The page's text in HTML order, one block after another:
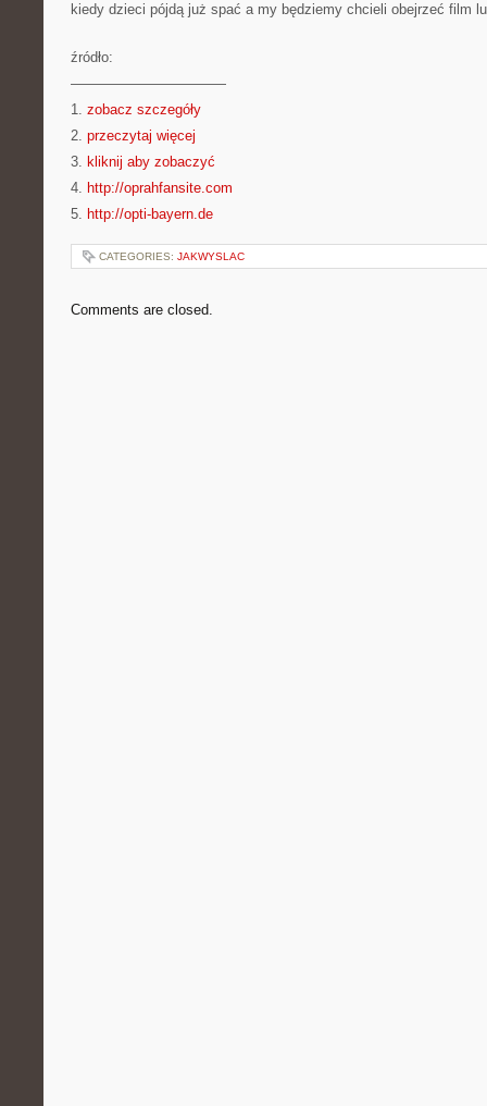
kiedy dzieci pójdą już spać a my będziemy chcieli obejrzeć film
źródło:
———————————
1. zobacz szczegóły
2. przeczytaj więcej
3. kliknij aby zobaczyć
4. http://oprahfansite.com
5. http://opti-bayern.de
CATEGORIES: JAKWYSLAC
Comments are closed.